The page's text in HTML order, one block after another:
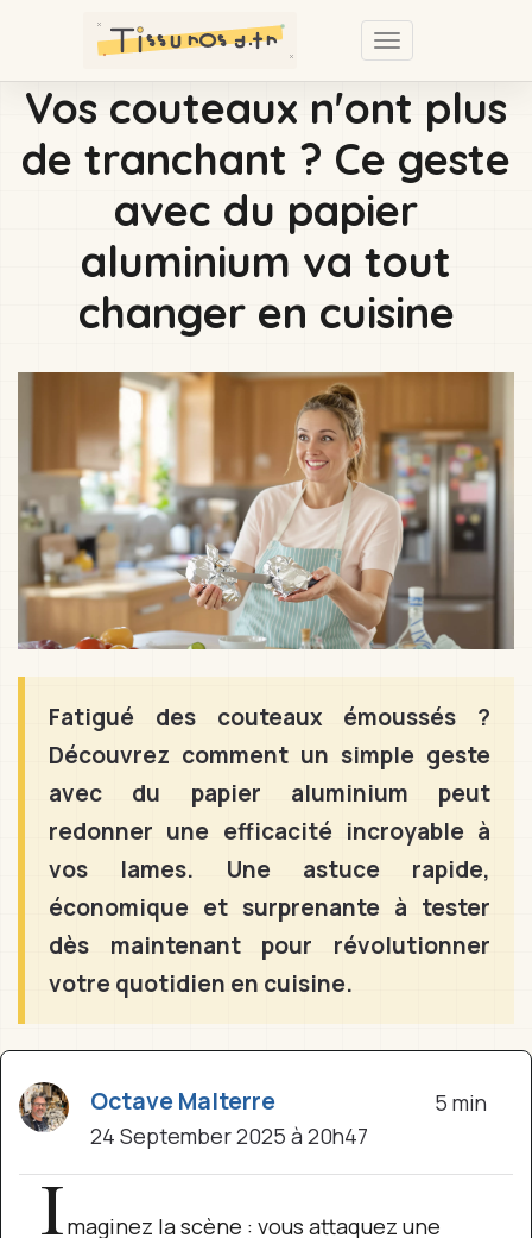
principal
Toggle
You
are
here
Vos couteaux n'ont plus
de tranchant ? Ce geste
avec du papier
aluminium va tout
changer en cuisine
Fatigué des couteaux émoussés ?
Découvrez comment un simple geste
avec du papier aluminium peut
redonner une efficacité incroyable à
vos lames. Une astuce rapide,
économique et surprenante à tester
dès maintenant pour révolutionner
votre quotidien en cuisine.
5 min
Octave Malterre
24 September 2025 à 20h47
Imaginez la scène : vous attaquez une